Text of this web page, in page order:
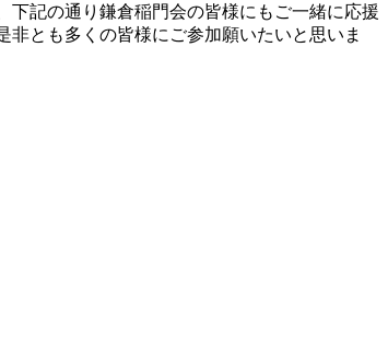
記の通り鎌倉稲門会の皆様にもご一緒に応援
とも多くの皆様にご参加願いたいと思いま